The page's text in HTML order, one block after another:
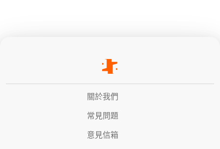
關於我們
常見問題
意見信箱